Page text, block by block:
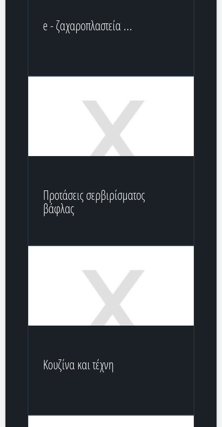
e - ζαχαροπλαστεία ...
Προτάσεις σερβιρίσματος
βάφλας
Κουζίνα και τέχνη